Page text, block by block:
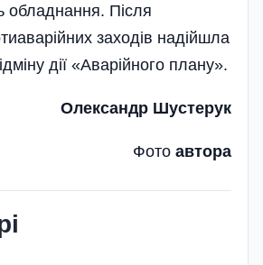
обладнання. Після
заходів надійшла
дії «Аварійного плану».
Олександр Шустерук
Фото автора